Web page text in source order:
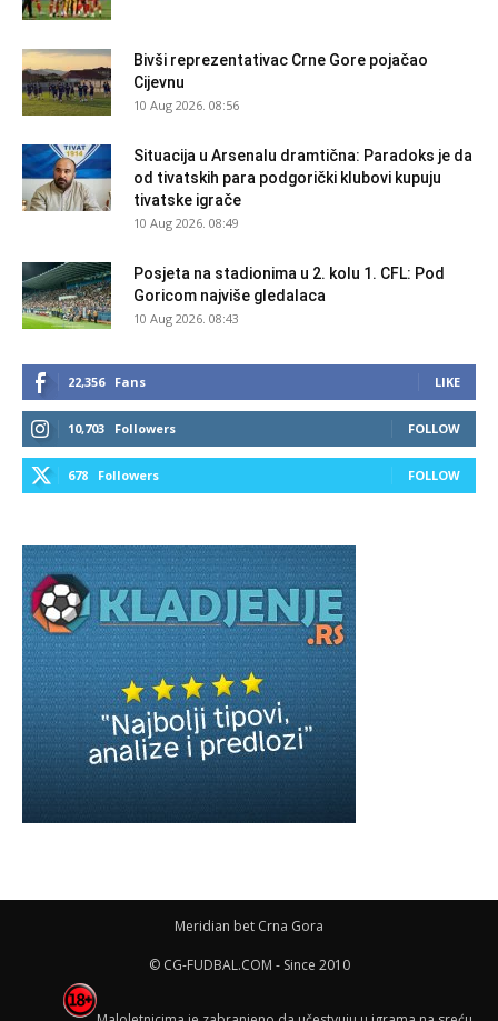
Bivši reprezentativac Crne Gore pojačao
Cijevnu
10 Aug 2026. 08:56
Situacija u Arsenalu dramtična: Paradoks je da
od tivatskih para podgorički klubovi kupuju
tivatske igrače
10 Aug 2026. 08:49
Posjeta na stadionima u 2. kolu 1. CFL: Pod
Goricom najviše gledalaca
10 Aug 2026. 08:43
22,356 Fans LIKE
10,703 Followers FOLLOW
678 Followers FOLLOW
Meridian bet Crna Gora
© CG-FUDBAL.COM - Since 2010